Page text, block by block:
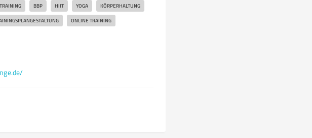
BBP HIIT YOGA KÖRPERHALTUNG
ONLINE TRAINING